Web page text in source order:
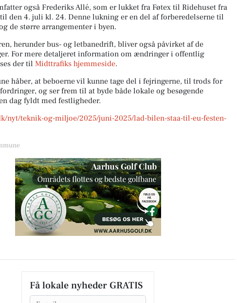
også Frederiks Allé, som er lukket fra Føtex til Ridehuset fra
den 4. juli kl. 24. Denne lukning er en del af forberedelserne til
de større arrangementer i byen.
herunder bus- og letbanedrift, bliver også påvirket af de
For mere detaljeret information om ændringer i offentlig
der til Midttrafiks hjemmeside.
håber, at beboerne vil kunne tage del i fejringerne, til trods for
og ser frem til at byde både lokale og besøgende
dag fyldt med festligheder.
nyt/teknik-og-miljoe/2025/juni-2025/lad-bilen-staa-til-eu-festen-
Få lokale nyheder GRATIS
Email